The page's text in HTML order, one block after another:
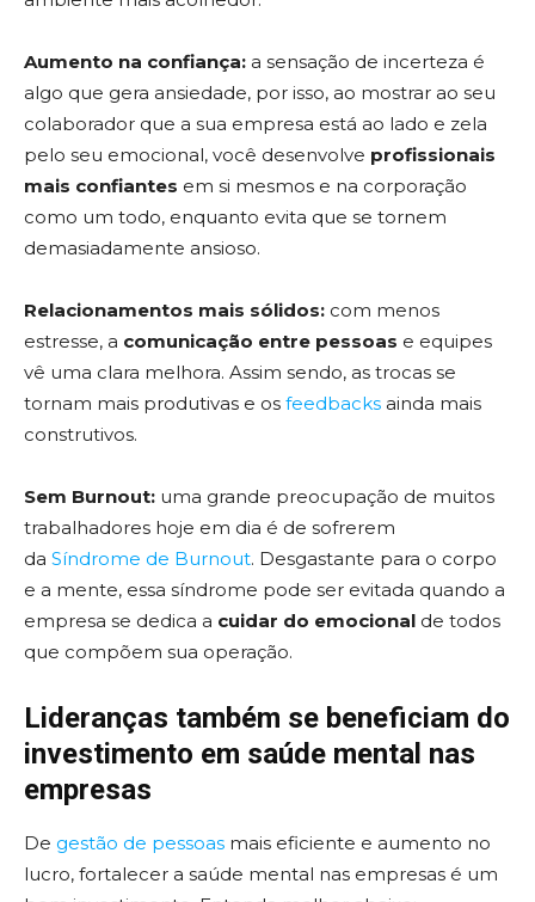
Aumento na confiança: a sensação de incerteza é
algo que gera ansiedade, por isso, ao mostrar ao seu
colaborador que a sua empresa está ao lado e zela
pelo seu emocional, você desenvolve profissionais
mais confiantes em si mesmos e na corporação
como um todo, enquanto evita que se tornem
demasiadamente ansioso.
Relacionamentos mais sólidos: com menos
estresse, a comunicação entre pessoas e equipes
vê uma clara melhora. Assim sendo, as trocas se
tornam mais produtivas e os feedbacks ainda mais
construtivos.
Sem Burnout: uma grande preocupação de muitos
trabalhadores hoje em dia é de sofrerem
da Síndrome de Burnout. Desgastante para o corpo
e a mente, essa síndrome pode ser evitada quando a
empresa se dedica a cuidar do emocional de todos
que compõem sua operação.
Lideranças também se beneficiam do
investimento em saúde mental nas
empresas
De gestão de pessoas mais eficiente e aumento no
lucro, fortalecer a saúde mental nas empresas é um